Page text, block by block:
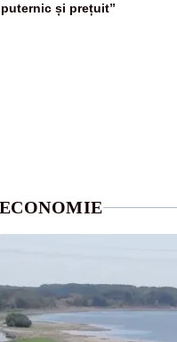
puternic și prețuit”